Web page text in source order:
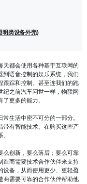
明类设备外壳)
天都会使用各种基于互联网的
语音控制的娱乐系统，我们
跟踪和控制。甚至连我们的跑
纪之前汽车问世一样，物联网
更多的能力。
生活中密不可分的一部分。
带有智能技术。在购买这些产
么创新，要么落后；要么可靠
造商需要技术合作伙伴来支持
设备，从而使用更少、更轻盈
商需要可靠的合作伙伴帮助他